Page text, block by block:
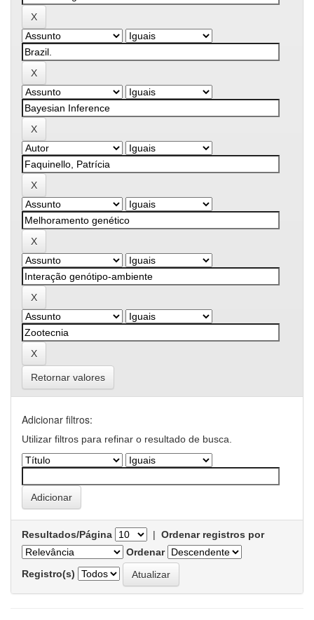
Retornar valores
Adicionar filtros:
Utilizar filtros para refinar o resultado de busca.
Resultados/Página | Ordenar registros por
Ordenar
Registro(s)